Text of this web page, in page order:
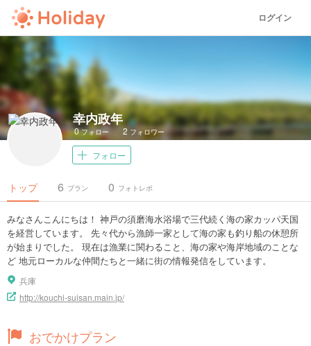
ログイン
幸内政年
0フォロー 2 フォロワー
フォロー
トップ プラン
6 フォトレポ
0
みなさんこんにちは！ 神戸の須磨海水浴場で三代続く海の家カッパ天国
を経営しています。 先々代から漁師一家として海の家も釣り船の休憩所
が始まりでした。 現在は漁業に関わること、海の家や海岸地域のことな
ど 地元ローカルな仲間たちと一緒に街の情報発信をしています。
兵庫
http://kouchi-suisan.main.jp/
おでかけプラン